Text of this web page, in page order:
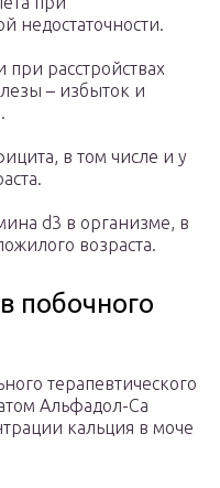
недостаточности.
расстройствах
– избыток и
в том числе и у
d3 в организме, в
возраста.
побочного
терапевтического
Альфадол-Ca
кальция в моче